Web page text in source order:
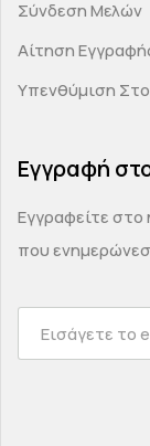
Σύνδεση Μελών
Αίτηση
Υπενθύμιση
Εγγραφή
Εγγραφείτε
που